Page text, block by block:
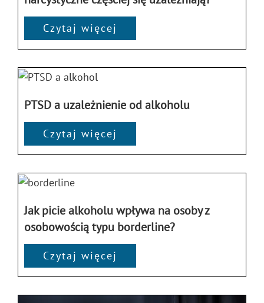
Czytaj więcej
PTSD a uzależnienie od alkoholu
Czytaj więcej
Jak picie alkoholu wpływa na osoby z
osobowością typu borderline?
Czytaj więcej